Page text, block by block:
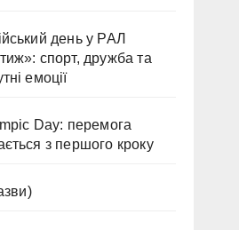
день у РАЛ
спорт, дружба та
емоції
Day: перемога
з першого кроку